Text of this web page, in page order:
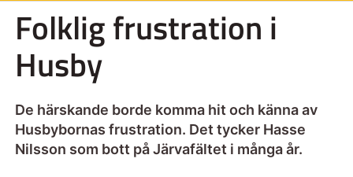
Folklig frustration i
Husby
De härskande borde komma hit och känna av
Husbybornas frustration. Det tycker Hasse
Nilsson som bott på Järvafältet i många år.